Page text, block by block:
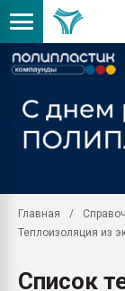
Главная
Теплоизоляция из
Список